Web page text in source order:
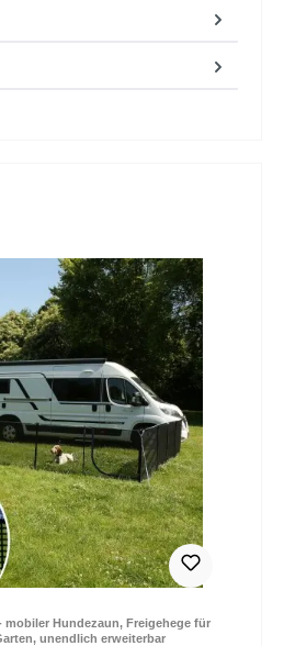
mobiler Hundezaun, Freigehege für
unendlich erweiterbar